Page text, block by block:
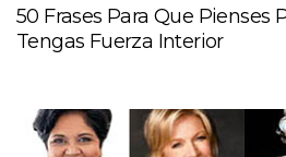
50 Frases Para Que Pienses
Tengas Fuerza Interior